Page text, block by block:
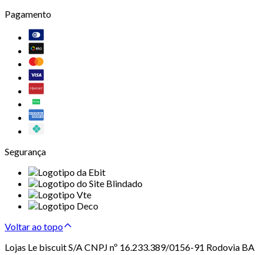
Pagamento
Segurança
Voltar ao topo
Lojas Le biscuit S/A CNPJ nº 16.233.389/0156-91 Rodovia BA